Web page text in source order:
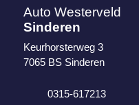
Auto Westerveld
Sinderen
Keurhorsterweg 3
7065 BS Sinderen
0315-617213